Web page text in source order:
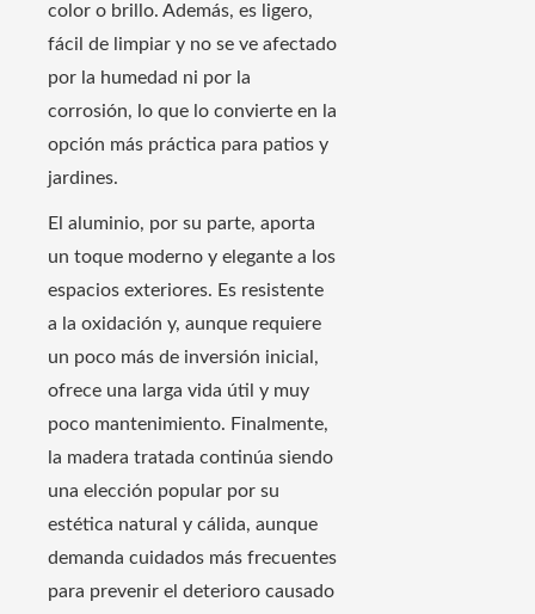
color o brillo. Además, es ligero,
fácil de limpiar y no se ve afectado
por la humedad ni por la
corrosión, lo que lo convierte en la
opción más práctica para patios y
jardines.
El aluminio, por su parte, aporta
un toque moderno y elegante a los
espacios exteriores. Es resistente
a la oxidación y, aunque requiere
un poco más de inversión inicial,
ofrece una larga vida útil y muy
poco mantenimiento. Finalmente,
la madera tratada continúa siendo
una elección popular por su
estética natural y cálida, aunque
demanda cuidados más frecuentes
para prevenir el deterioro causado